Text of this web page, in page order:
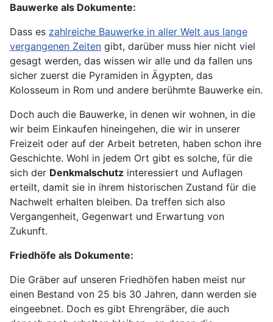
Bauwerke als Dokumente:
Dass es zahlreiche Bauwerke in aller Welt aus lange
vergangenen Zeiten gibt, darüber muss hier nicht viel
gesagt werden, das wissen wir alle und da fallen uns
sicher zuerst die Pyramiden in Ägypten, das
Kolosseum in Rom und andere berühmte Bauwerke ein.
Doch auch die Bauwerke, in denen wir wohnen, in die
wir beim Einkaufen hineingehen, die wir in unserer
Freizeit oder auf der Arbeit betreten, haben schon ihre
Geschichte. Wohl in jedem Ort gibt es solche, für die
sich der Denkmalschutz interessiert und Auflagen
erteilt, damit sie in ihrem historischen Zustand für die
Nachwelt erhalten bleiben. Da treffen sich also
Vergangenheit, Gegenwart und Erwartung von
Zukunft.
Friedhöfe als Dokumente:
Die Gräber auf unseren Friedhöfen haben meist nur
einen Bestand von 25 bis 30 Jahren, dann werden sie
eingeebnet. Doch es gibt Ehrengräber, die auch